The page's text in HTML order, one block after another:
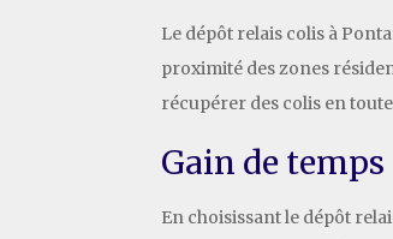
Le dépôt relais colis à
proximité des zones
récupérer des colis en
Gain de temps
En choisissant le dépôt